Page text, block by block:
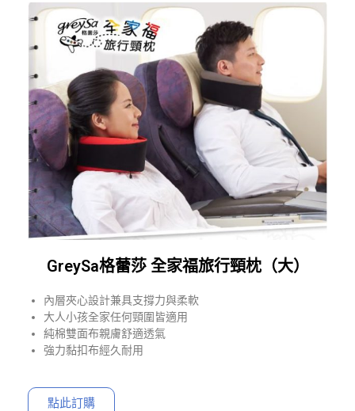
GreySa格蕾莎 全家福旅行頸枕（大）
內層夾心設計兼具支撐力與柔軟
大人小孩全家任何頸圍皆適用
純棉雙面布親膚舒適透氣
強力黏扣布經久耐用
點此訂購